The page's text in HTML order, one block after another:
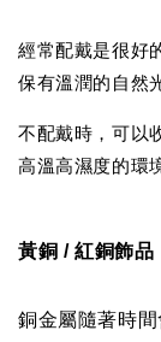
經常配戴是很好
保有溫潤的自然
不配戴時，可以
高溫高濕度的環
黃銅 / 紅銅飾品
銅金屬隨著時